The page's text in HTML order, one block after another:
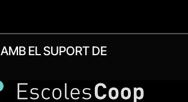
AMB EL SUPORT DE